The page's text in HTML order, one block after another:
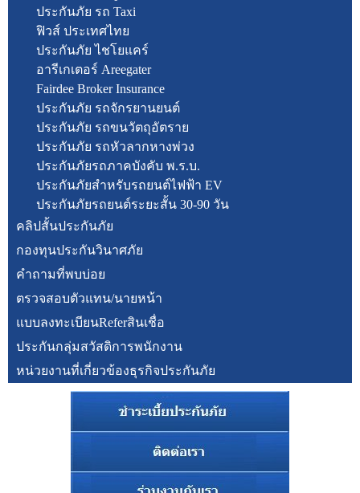
ประกันภัย รถ Taxi
ฟิวส์ ประเทศไทย
ประกันภัย ไชโยแคร์
อารีเกเตอร์ Areegater
Fairdee Broker Insurance
ประกันภัย รถจักรยานยนต์
ประกันภัย รถขนวัตถุอัตราย
ประกันภัย รถหัวลากหางพ่วง
ประกันภัยรถภาคบังคับ พ.ร.บ.
ประกันภัยสำหรับรถยนต์ไฟฟ้า EV
ประกันภัยรถยนต์ระยะสั้น 30-90 วัน
คลิปสั้นประกันภัย
กองทุนประกันวินาศภัย
คำถามที่พบบ่อย
ตรวจสอบตัวแทน/นายหน้า
แบบลงทะเบียนReferสินเชื่อ
ประกันกลุ่มสวัสดิการพนักงาน
หน่วยงานที่เกี่ยวข้องธุรกิจประกันภัย